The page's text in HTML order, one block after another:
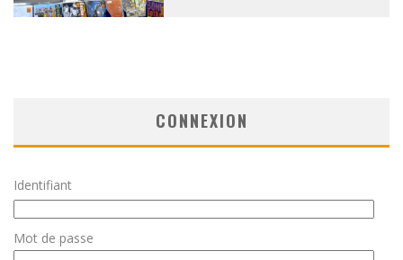
CONNEXION
Identifiant
Mot de passe